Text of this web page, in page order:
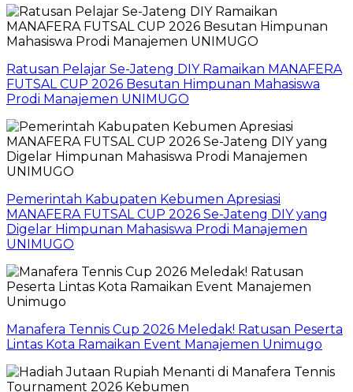
Ratusan Pelajar Se-Jateng DIY Ramaikan MANAFERA
FUTSAL CUP 2026 Besutan Himpunan Mahasiswa
Prodi Manajemen UNIMUGO
Pemerintah Kabupaten Kebumen Apresiasi
MANAFERA FUTSAL CUP 2026 Se-Jateng DIY yang
Digelar Himpunan Mahasiswa Prodi Manajemen
UNIMUGO
Manafera Tennis Cup 2026 Meledak! Ratusan Peserta
Lintas Kota Ramaikan Event Manajemen Unimugo